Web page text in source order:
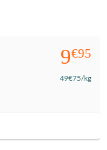
9€95
49€75/kg